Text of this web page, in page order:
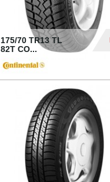
175/70 TR13 TL
82T CO...